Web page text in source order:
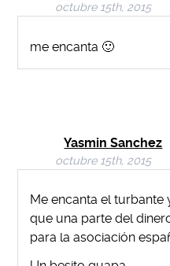
octubre 15th, 2015
me encanta 🙂
Yasmin Sanchez
octubre 15th, 2015
Me encanta el
que una parte del
para la asociación